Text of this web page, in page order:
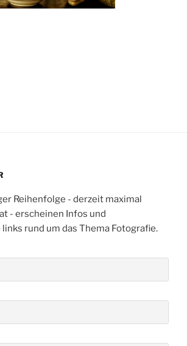
Reihenfolge - derzeit maximal
- erscheinen Infos und
rund um das Thema Fotografie.